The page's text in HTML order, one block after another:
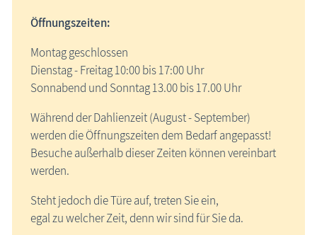
Öffnungszeiten:
Montag geschlossen
Dienstag - Freitag 10:00 bis 17:00 Uhr
Sonnabend und Sonntag 13.00 bis 17.00 Uhr
Während der Dahlienzeit (August - September)
werden die Öffnungszeiten dem Bedarf angepasst!
Besuche außerhalb dieser Zeiten können vereinbart
werden.
Steht jedoch die Türe auf, treten Sie ein,
egal zu welcher Zeit, denn wir sind für Sie da.